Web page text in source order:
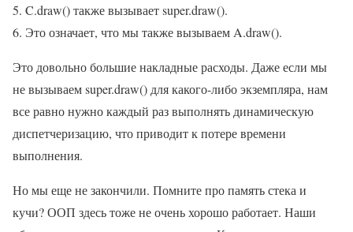
C.draw() также вызывает super.draw().
Это означает, что мы также вызываем A.draw().
Это довольно большие накладные расходы. Даже если мы
не вызываем super.draw() для какого-либо экземпляра, нам
все равно нужно каждый раз выполнять динамическую
диспетчеризацию, что приводит к потере времени
выполнения.
Но мы еще не закончили. Помните про память стека и
кучи? ООП здесь тоже не очень хорошо работает. Наши